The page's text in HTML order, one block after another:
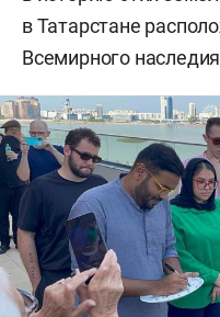
в Татарстане
Всемирного